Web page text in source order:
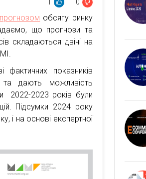
1 0
обсягу ринку
що прогнози та
складаються двічі на
фактичних показників
та дають можливість
2022-2023 років були
Підсумки 2024 року
і на основі експертної